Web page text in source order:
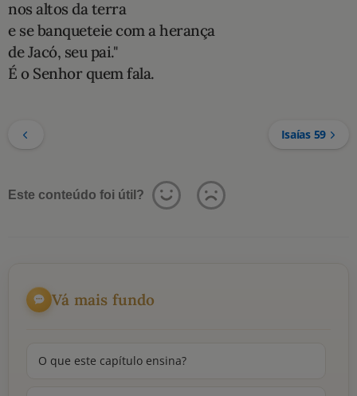
nos altos da terra
e se banqueteie com a herança
de Jacó, seu pai."
É o Senhor quem fala.
Isaías 59
Este conteúdo foi útil?
Vá mais fundo
O que este capítulo ensina?